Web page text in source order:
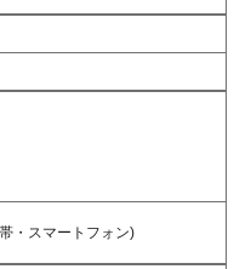
・スマートフォン)